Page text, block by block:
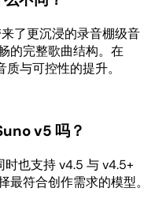
了更沉浸的录音棚级音
的完整歌曲结构。在
与可控性的提升。
v5 吗？
也支持 v4.5 与 v4.5+
符合创作需求的模型。